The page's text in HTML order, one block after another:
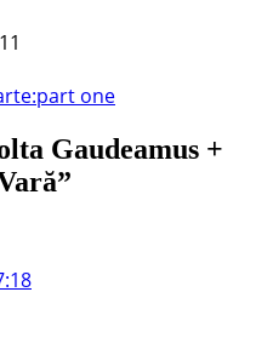
one
Gaudeamus +
”